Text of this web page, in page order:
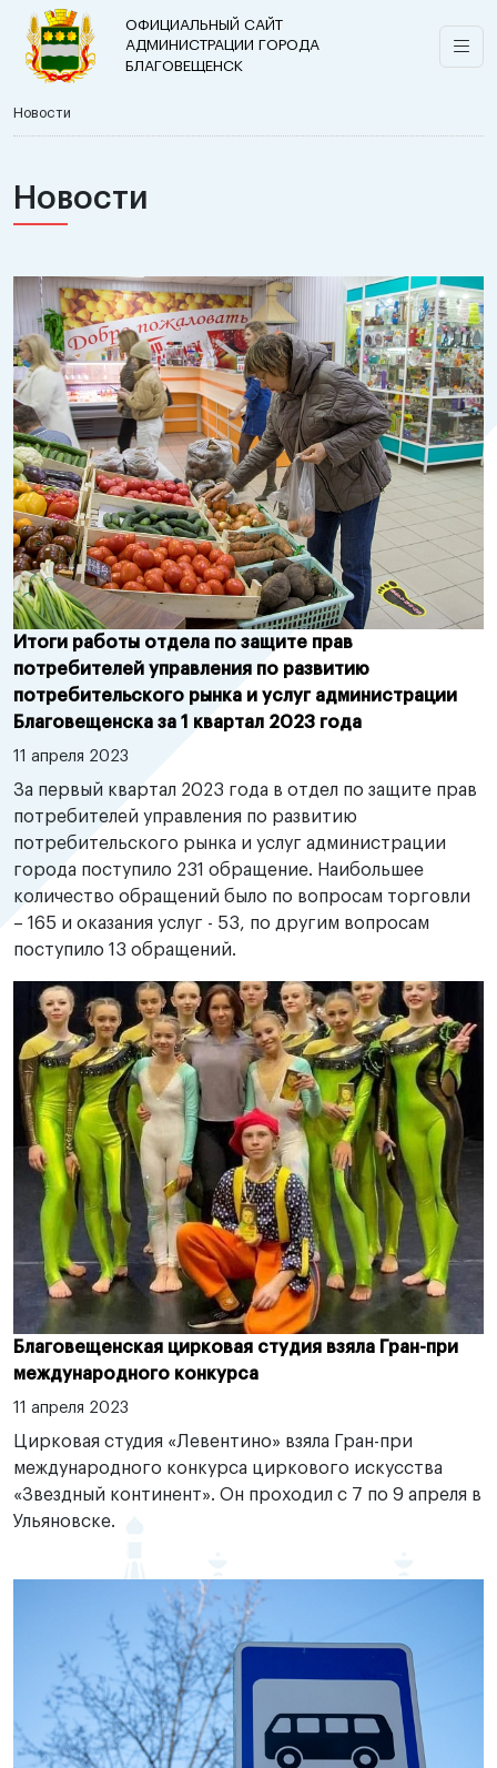
ОФИЦИАЛЬНЫЙ САЙТ
АДМИНИСТРАЦИИ ГОРОДА
БЛАГОВЕЩЕНСК
Новости
Новости
Итоги работы отдела по защите прав
потребителей управления по развитию
потребительского рынка и услуг администрации
Благовещенска за 1 квартал 2023 года
11 апреля 2023
За первый квартал 2023 года в отдел по защите прав
потребителей управления по развитию
потребительского рынка и услуг администрации
города поступило 231 обращение. Наибольшее
количество обращений было по вопросам торговли
– 165 и оказания услуг - 53, по другим вопросам
поступило 13 обращений.
Благовещенская цирковая студия взяла Гран-при
международного конкурса
11 апреля 2023
Цирковая студия «Левентино» взяла Гран-при
международного конкурса циркового искусства
«Звездный континент». Он проходил с 7 по 9 апреля в
Ульяновске.